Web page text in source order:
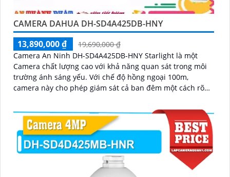
CAMERA DAHUA DH-SD4A425DB-HNY
13,890,000 ₫
19,690,000 ₫
Camera An Ninh DH-SD4A425DB-HNY Starlight là một
Camera chất lượng cao với khả năng quan sát trong môi
trường ánh sáng yếu. Với chế độ hồng ngoại 100m,
camera này cho phép giám sát cả ban đêm một cách rõ